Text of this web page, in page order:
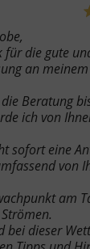
für die gute
an
Beratung
ich von
sofort eine
von
am
bei dieser